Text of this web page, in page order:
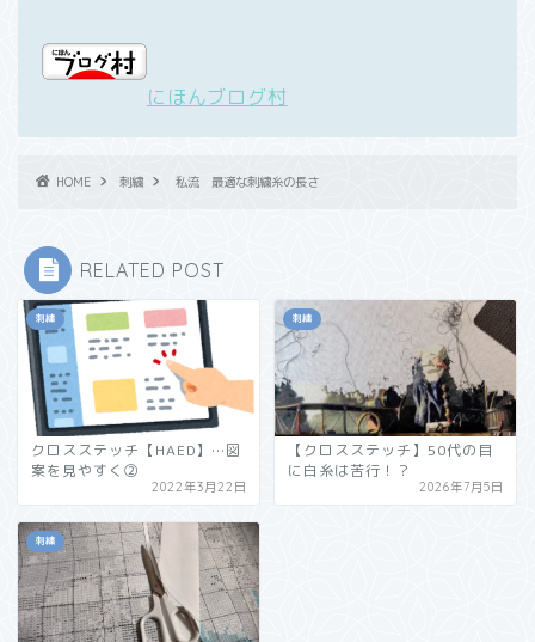
にほんブログ村
HOME 刺繍 私流 最適な刺繍糸の長さ
RELATED POST
刺繍
クロスステッチ【HAED】…図
案を見やすく②
2022年3月22日
刺繍
【クロスステッチ】50代の目
に白糸は苦行！？
2026年7月5日
刺繍